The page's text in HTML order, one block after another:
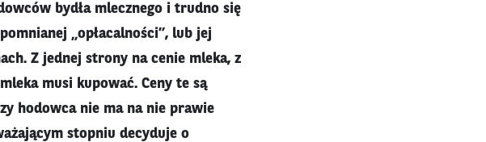
bydła mlecznego i trudno się
„opłacalności”, lub jej
Z jednej strony na cenie mleka, z
musi kupować. Ceny te są
hodowca nie ma na nie prawie
stopniu decyduje o